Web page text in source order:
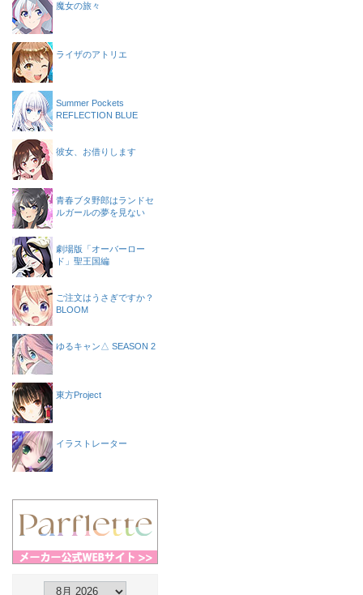
魔女の旅々
ライザのアトリエ
Summer Pockets
REFLECTION BLUE
彼女、お借りします
青春ブタ野郎はランドセ
ルガールの夢を見ない
劇場版「オーバーロー
ド」聖王国編
ご注文はうさぎですか？
BLOOM
ゆるキャン△ SEASON 2
東方Project
イラストレーター